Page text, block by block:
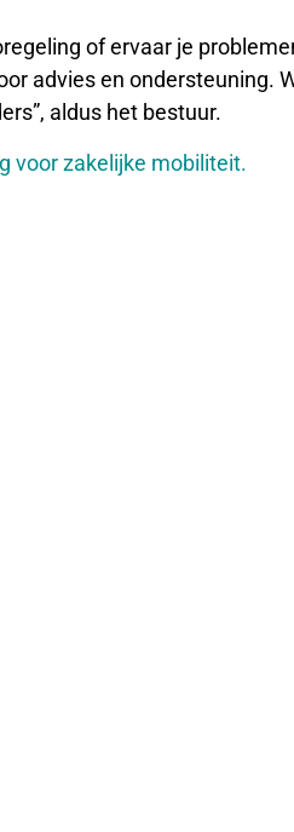
of ervaar je
advies en ondersteuning.
aldus het bestuur.
voor zakelijke mobiliteit.